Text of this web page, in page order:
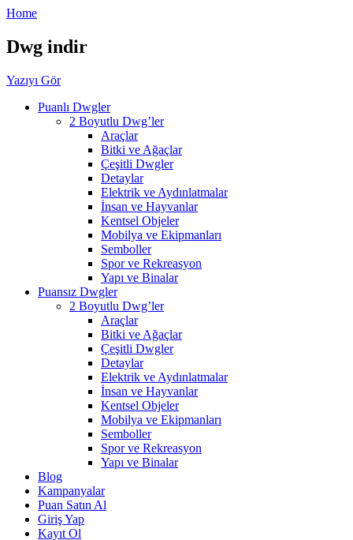
Home
Dwg indir
Yazıyı Gör
Puanlı Dwgler
2 Boyutlu Dwg’ler
Araçlar
Bitki ve Ağaçlar
Çeşitli Dwgler
Detaylar
Elektrik ve Aydınlatmalar
İnsan ve Hayvanlar
Kentsel Objeler
Mobilya ve Ekipmanları
Semboller
Spor ve Rekreasyon
Yapı ve Binalar
Puansız Dwgler
2 Boyutlu Dwg’ler
Araçlar
Bitki ve Ağaçlar
Çeşitli Dwgler
Detaylar
Elektrik ve Aydınlatmalar
İnsan ve Hayvanlar
Kentsel Objeler
Mobilya ve Ekipmanları
Semboller
Spor ve Rekreasyon
Yapı ve Binalar
Blog
Kampanyalar
Puan Satın Al
Giriş Yap
Kayıt Ol